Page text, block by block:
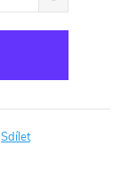
Sdílet